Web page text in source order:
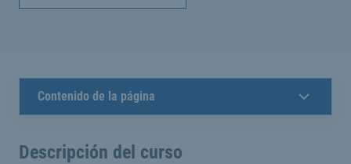
Contenido de la página
Descripción del curso